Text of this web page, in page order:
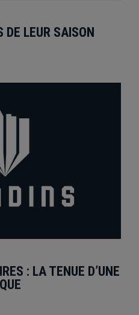
DE LEUR SAISON
: LA TENUE D’UNE